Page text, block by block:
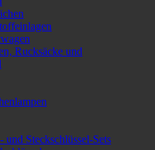
Rucksäcke und
und Steckschlüssel-Sets